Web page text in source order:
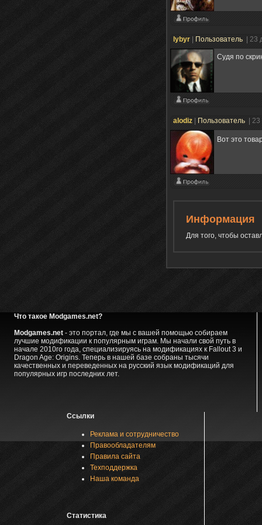
lybyr Пользователь | 23
Судя по
alodiz Пользователь |
Вот это
Информация
Для того, чтобы
Что такое Modgames.net?
Modgames.net- это портал, где мы с вашей помощью собираем
лучшие модификации к популярным играм. Мы начали свой путь в
начале 2010го года, специализируясь на модификациях к Fallout 3 и
Dragon Age: Origins. Теперь в нашей базе собраны тысячи
качественных и переведенных на русский язык модификаций для
популярных игр последних лет.
Ссылки
Реклама и сотрудничество
Правообладателям
Правила сайта
Техподдержка
Наша команда
Статистика